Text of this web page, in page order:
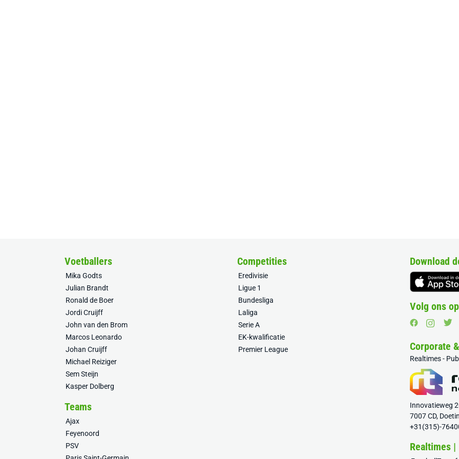
Voetballers
Mika Godts
Julian Brandt
Ronald de Boer
Jordi Cruijff
John van den Brom
Marcos Leonardo
Johan Cruijff
Michael Reiziger
Sem Steijn
Kasper Dolberg
Competities
Eredivisie
Ligue 1
Bundesliga
Laliga
Serie A
EK-kwalificatie
Premier League
Teams
Ajax
Feyenoord
PSV
Download
Volg ons
Corporate
Realtimes -
Innovatieweg
7007 CD,
+31(315)-
Realtimes